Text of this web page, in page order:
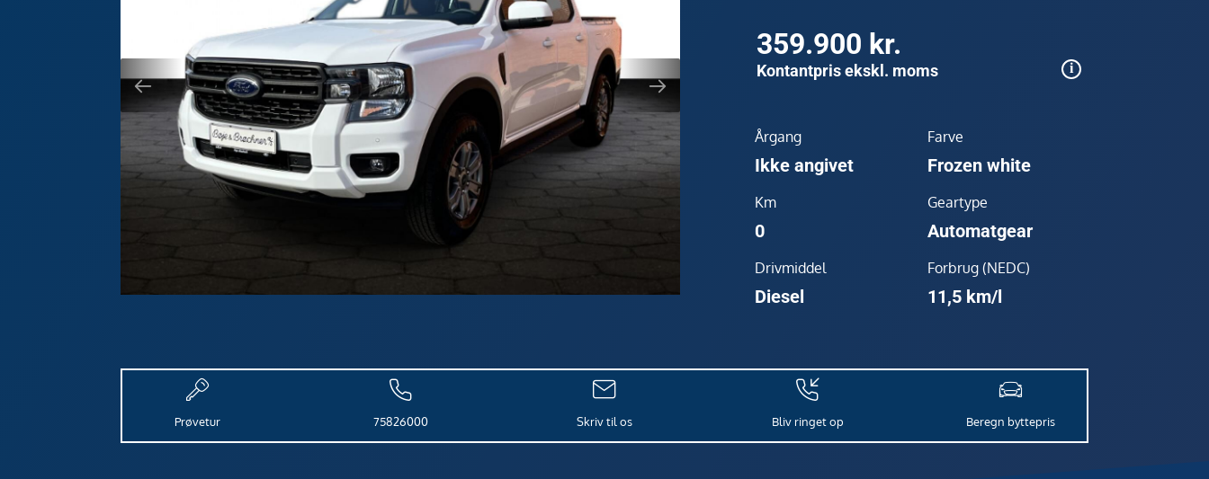
359.900 kr.
Kontantpris ekskl. moms
Årgang
Ikke angivet
Farve
Frozen white
Km
0
Geartype
Automatgear
Drivmiddel
Diesel
Forbrug (NEDC)
11,5 km/l
Prøvetur 75826000 Skriv til os Bliv ringet op Beregn byttepris